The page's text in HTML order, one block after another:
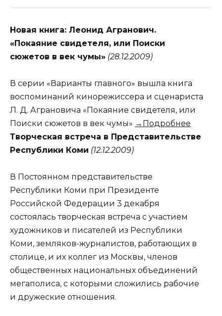
Новая книга: Леонид Агранович.
«Покаяние свидетеля, или Поиски
сюжетов в век чумы» (28.12.2009)
В серии «Варианты главного» вышла книга
воспоминаний кинорежиссера и сценариста
Л. Д. Аграновича «Покаяние свидетеля, или
Поиски сюжетов в век чумы» →Подробнее
Творческая встреча в Представительстве
Республики Коми (12.12.2009)
В Постоянном представительстве
Республики Коми при Президенте
Российской Федерации 3 декабря
состоялась творческая встреча с участием
художников и писателей из Республики
Коми, земляков-журналистов, работающих в
столице, и их коллег из Москвы, членов
общественных национальных объединений
мегаполиса, с которыми сложились рабочие
и дружеские отношения.